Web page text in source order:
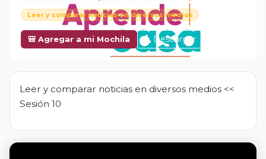
Leer y comparar noticias en diversos medios
🎒 Agregar a mi Mochila Descargar
Leer y comparar noticias en diversos medios <<
Sesión 10